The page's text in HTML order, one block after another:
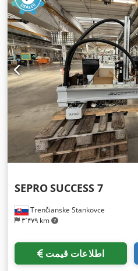
Trenčianske Stankovce
۳٬۴۷۹ km
SEPROSUCCESS 7
اطلاعات قیمت